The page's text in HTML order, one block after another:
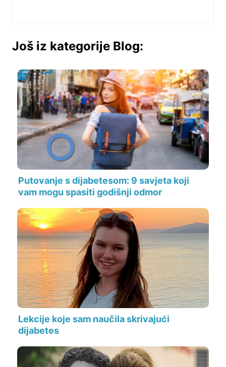
Još iz kategorije Blog:
Putovanje s dijabetesom: 9 savjeta koji
vam mogu spasiti godišnji odmor
Lekcije koje sam naučila skrivajući
dijabetes